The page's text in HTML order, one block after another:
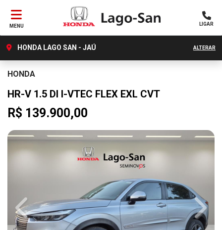
MENU LIGAR
HONDA LAGO SAN - JAÚ ALTERAR
HONDA
HR-V 1.5 DI I-VTEC FLEX EXL CVT
R$ 139.900,00
Previous Next